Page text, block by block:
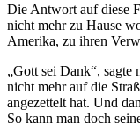
Die Antwort auf diese
nicht mehr zu Hause
Amerika, zu ihren
Gott sei Dank , sagte
nicht mehr auf die
angezettelt hat. Und
So kann man doch